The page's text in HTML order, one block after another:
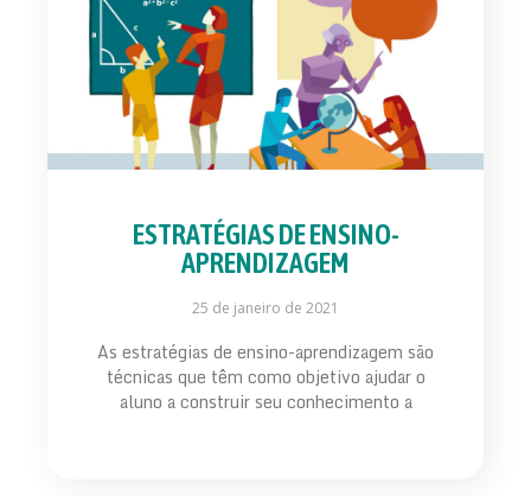
ESTRATÉGIAS DE ENSINO-
APRENDIZAGEM
25 de janeiro de 2021
As estratégias de ensino-aprendizagem são
técnicas que têm como objetivo ajudar o
aluno a construir seu conhecimento a